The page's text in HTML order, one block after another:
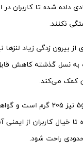
داده شده تا کاربران
نکنند.
از بیرون زدگی زیاد
به نسل گذشته کاهش
کمک می‌کند.
خیال کاربران از ایمنی
راحت شود.